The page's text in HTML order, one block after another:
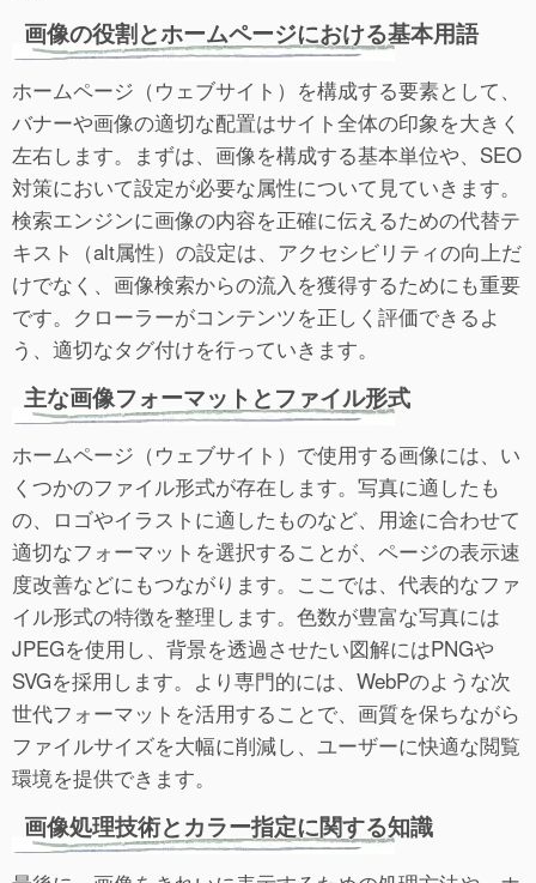
画像の役割とホームページにおける基本用語
ホームページ（ウェブサイト）を構成する要素として、
バナーや画像の適切な配置はサイト全体の印象を大きく
左右します。まずは、画像を構成する基本単位や、SEO
対策において設定が必要な属性について見ていきます。
検索エンジンに画像の内容を正確に伝えるための代替テ
キスト（alt属性）の設定は、アクセシビリティの向上だ
けでなく、画像検索からの流入を獲得するためにも重要
です。クローラーがコンテンツを正しく評価できるよ
う、適切なタグ付けを行っていきます。
主な画像フォーマットとファイル形式
ホームページ（ウェブサイト）で使用する画像には、い
くつかのファイル形式が存在します。写真に適したも
の、ロゴやイラストに適したものなど、用途に合わせて
適切なフォーマットを選択することが、ページの表示速
度改善などにもつながります。ここでは、代表的なファ
イル形式の特徴を整理します。色数が豊富な写真には
JPEGを使用し、背景を透過させたい図解にはPNGや
SVGを採用します。より専門的には、WebPのような次
世代フォーマットを活用することで、画質を保ちながら
ファイルサイズを大幅に削減し、ユーザーに快適な閲覧
環境を提供できます。
画像処理技術とカラー指定に関する知識